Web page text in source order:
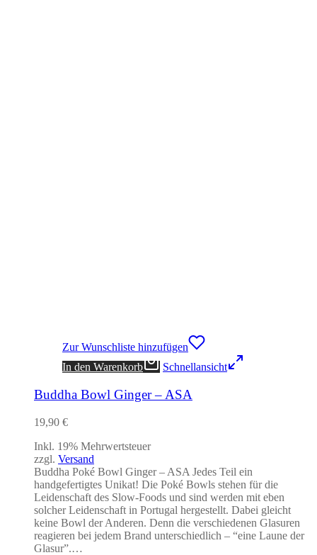
Zur Wunschliste hinzufügen
In den Warenkorb
Schnellansicht
Buddha Bowl Ginger – ASA
19,90 €
Inkl. 19% Mehrwertsteuer
zzgl. Versand
Buddha Poké Bowl Ginger – ASA Jedes Teil ein
handgefertigtes Unikat! Die Poké Bowls stehen für die
Leidenschaft des Slow-Foods und sind werden mit eben
solcher Leidenschaft in Portugal hergestellt. Dabei gleicht
keine Bowl der Anderen. Denn die verschiedenen Glasuren
reagieren bei jedem Brand unterschiedlich – “eine Laune der
Glasur”.…